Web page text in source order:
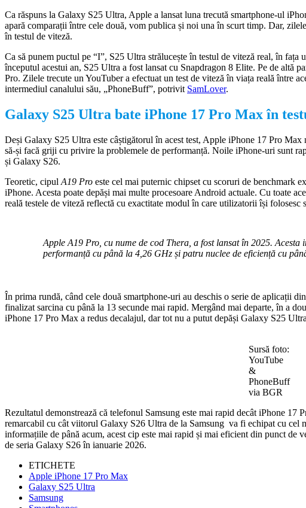
Ca răspuns la Galaxy S25 Ultra, Apple a lansat luna trecută smartphone-ul
apară comparații între cele două, vom publica și noi una în scurt timp. Dar,
în testul de viteză.
Ca să punem puctul pe “I”, S25 Ultra strălucește în testul de viteză real, în
începutul acestui an, S25 Ultra a fost lansat cu Snapdragon 8 Elite. Pe de altă
Pro. Zilele trecute un YouTuber a efectuat un test de viteză în viața reală între
intermediul canalului său, „PhoneBuff”, potrivit SamLover.
Galaxy S25 Ultra bate iPhone 17 Pro Max în
Deși Galaxy S25 Ultra este câștigătorul în acest test, Apple iPhone 17 Pro
să-și facă griji cu privire la problemele de performanță. Noile iPhone-uri sunt
și Galaxy S26.
Teoretic, cipul A19 Pro este cel mai puternic chipset cu scoruri de benchmark
iPhone. Acesta poate depăși mai multe procesoare Android actuale. Cu toate
reală testele de viteză reflectă cu exactitate modul în care utilizatorii își folosesc
Apple A19 Pro, cu nume de cod Thera, a fost lansat în 2025. Acesta
performanță cu până la 4,26 GHz și patru nuclee de eficiență cu
În prima rundă, când cele două smartphone-uri au deschis o serie de aplicații
finalizat sarcina cu până la 13 secunde mai rapid. Mergând mai departe, în a
iPhone 17 Pro Max a redus decalajul, dar tot nu a putut depăși Galaxy S25
Sursă foto:
YouTube
&
PhoneBuff
via BGR
Rezultatul demonstrează că telefonul Samsung este mai rapid decât iPhone 17
remarcabil cu cât viitorul Galaxy S26 Ultra de la Samsung va fi echipat cu cel
informațiile de până acum, acest cip este mai rapid și mai eficient din punct de
de seria Galaxy S26 în ianuarie 2026.
ETICHETE
Apple iPhone 17 Pro Max
Galaxy S25 Ultra
Samsung